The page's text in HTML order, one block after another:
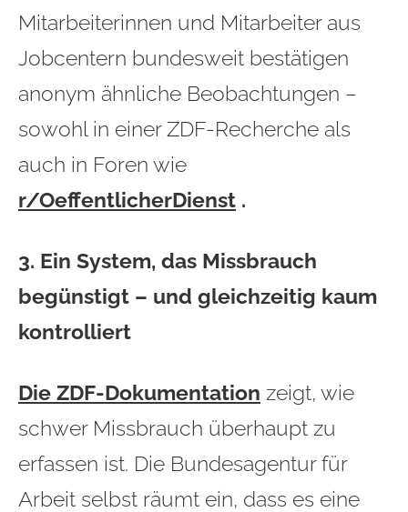
Mitarbeiterinnen und Mitarbeiter aus
Jobcentern bundesweit bestätigen
anonym ähnliche Beobachtungen –
sowohl in einer ZDF-Recherche als
auch in Foren wie
r/OeffentlicherDienst .
3. Ein System, das Missbrauch
begünstigt – und gleichzeitig kaum
kontrolliert
Die ZDF-Dokumentation zeigt, wie
schwer Missbrauch überhaupt zu
erfassen ist. Die Bundesagentur für
Arbeit selbst räumt ein, dass es eine